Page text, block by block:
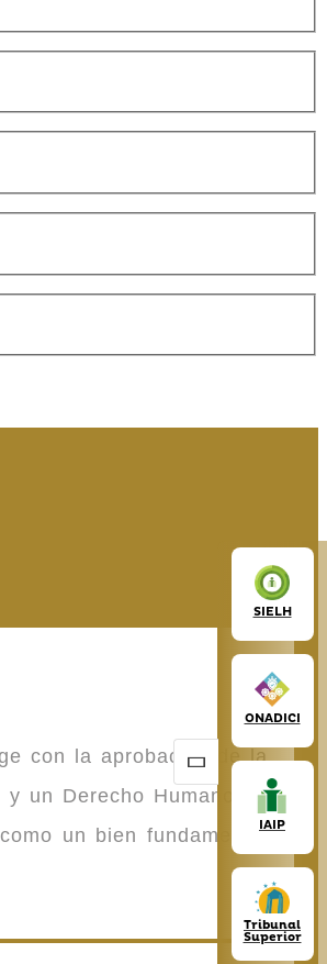
SIELH
ONADICI
IAIP
Tribunal
Superior
con la aprobación de la
un Derecho Humano de
un bien fundamental